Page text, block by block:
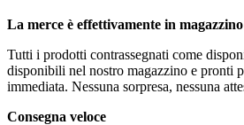
La merce è effettivamente in magazzino
Tutti i prodotti contrassegnati come
disponibili nel nostro magazzino e pronti
immediata. Nessuna sorpresa, nessuna
Consegna veloce